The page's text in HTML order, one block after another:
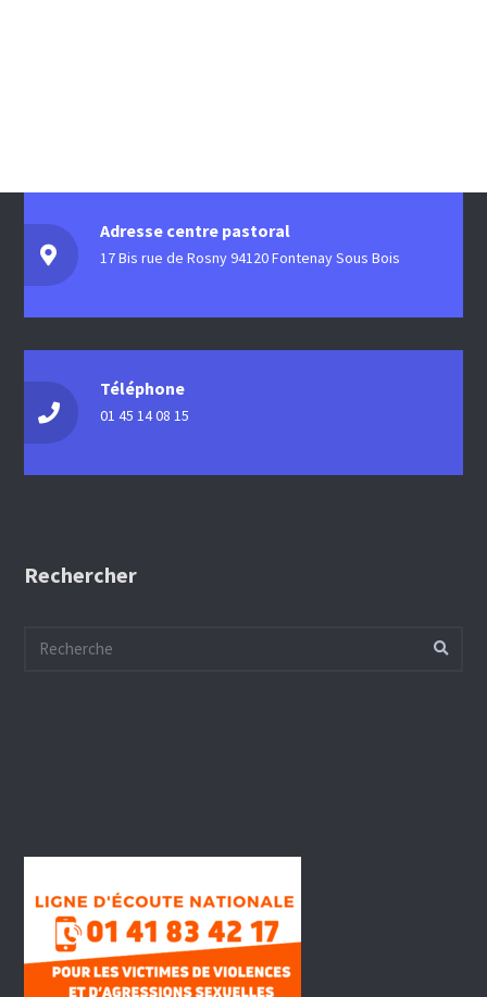
Adresse centre pastoral
17 Bis rue de Rosny 94120 Fontenay Sous Bois
Téléphone
01 45 14 08 15
Rechercher